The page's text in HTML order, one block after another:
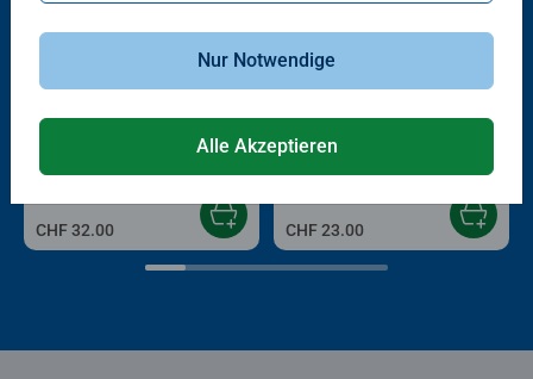
Make 'n' Break - Around the
CHF 32.00
®
Reiseziele
CHF 23.00
Nur Notwendige
Alle Akzeptieren